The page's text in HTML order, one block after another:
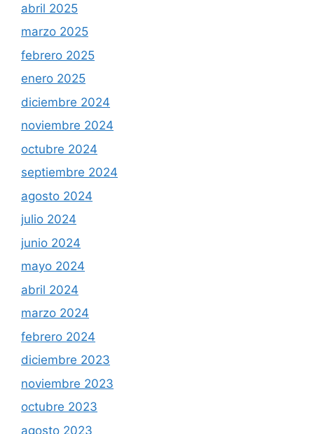
abril 2025
marzo 2025
febrero 2025
enero 2025
diciembre 2024
noviembre 2024
octubre 2024
septiembre 2024
agosto 2024
julio 2024
junio 2024
mayo 2024
abril 2024
marzo 2024
febrero 2024
diciembre 2023
noviembre 2023
octubre 2023
agosto 2023